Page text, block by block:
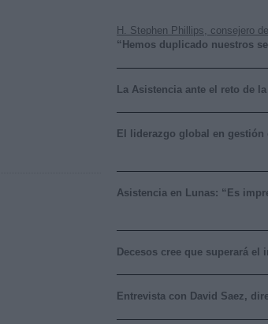
H. Stephen Phillips, consejero
“Hemos duplicado nuestros
La Asistencia ante el reto de
El liderazgo global en
Asistencia en Lunas: “Es
Decesos cree que superará el
Entrevista con David Saez,